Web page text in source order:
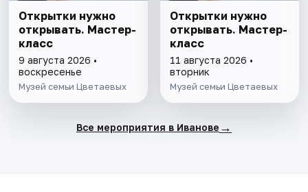
Открытки нужно
открывать. Мастер-
класс
9 августа 2026 •
воскресенье
Музей семьи Цветаевых
Открытки нужно
открывать. Мастер-
класс
11 августа 2026 •
вторник
Музей семьи Цветаевых
Все мероприятия в Иванове →